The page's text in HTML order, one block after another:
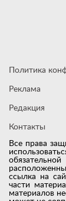
Все права
ссылка на
части
материалов
Политика
Реклама
Редакция
Контакты